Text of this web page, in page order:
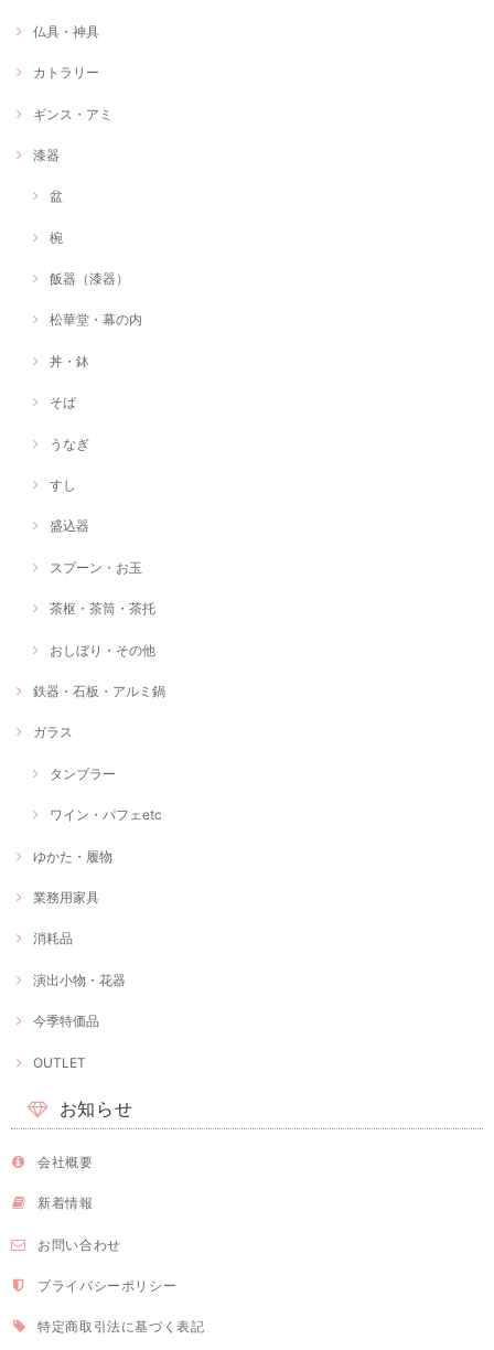
仏具・神具
カトラリー
ギンス・アミ
漆器
盆
椀
飯器（漆器）
松華堂・幕の内
丼・鉢
そば
うなぎ
すし
盛込器
スプーン・お玉
茶枢・茶筒・茶托
おしぼり・その他
鉄器・石板・アルミ鍋
ガラス
タンブラー
ワイン・パフェetc
ゆかた・履物
業務用家具
消耗品
演出小物・花器
今季特価品
OUTLET
お知らせ
会社概要
新着情報
お問い合わせ
プライバシーポリシー
特定商取引法に基づく表記